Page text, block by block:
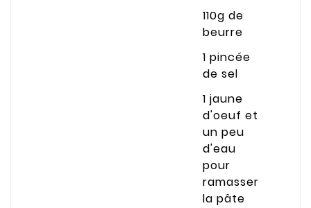
110g de
beurre
1 pincée
de sel
1 jaune
d'oeuf et
un peu
d'eau
pour
ramasser
la pâte